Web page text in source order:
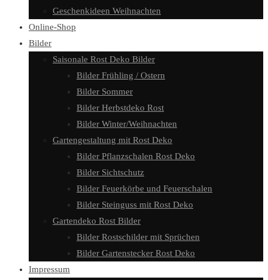
Geschenkideen Weihnachten
Online-Shop
Bilder
Saisonale Rost Deko Bilder
Bilder Frühling / Ostern
Bilder Sommer
Bilder Herbstdeko Rost
Bilder Winter/Weihnachten
Gartengestaltung mit Rost Deko
Bilder Pflanzschalen Rost Deko
Bilder Sichtschutz
Bilder Feuerkörbe und Feuerschalen
Bilder Steinguss mit Rost Deko
Gartendeko Rost Bilder
Bilder Rostschilder mit Sprüchen
Bilder Gartenstecker Rost Deko
Impressum